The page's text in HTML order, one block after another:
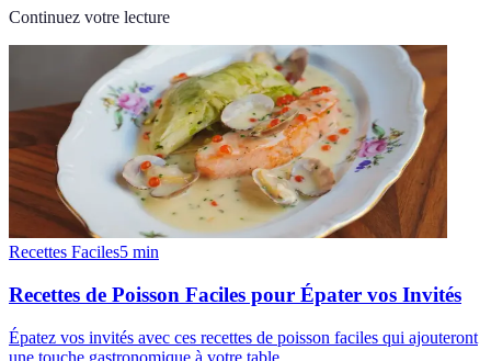
Continuez votre lecture
Recettes Faciles5 min
Recettes de Poisson Faciles pour Épater vos Invités
Épatez vos invités avec ces recettes de poisson faciles qui ajouteront
une touche gastronomique à votre table.